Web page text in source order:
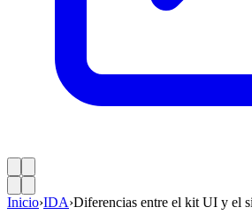
Inicio›IDA›Diferencias entre el kit UI y el